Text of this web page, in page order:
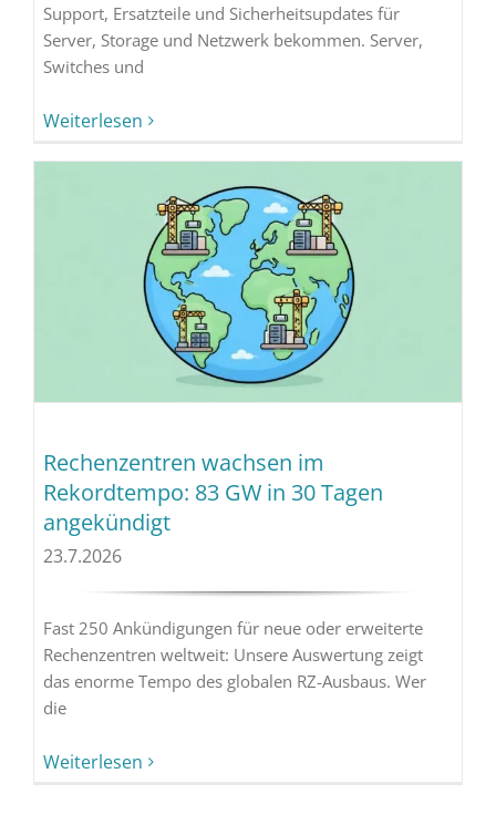
Support, Ersatzteile und Sicherheitsupdates für
Server, Storage und Netzwerk bekommen. Server,
Switches und
Weiterlesen
Rechenzentren wachsen im
Rekordtempo: 83 GW in 30 Tagen
angekündigt
23.7.2026
Fast 250 Ankündigungen für neue oder erweiterte
Rechenzentren weltweit: Unsere Auswertung zeigt
das enorme Tempo des globalen RZ-Ausbaus. Wer
die
Weiterlesen